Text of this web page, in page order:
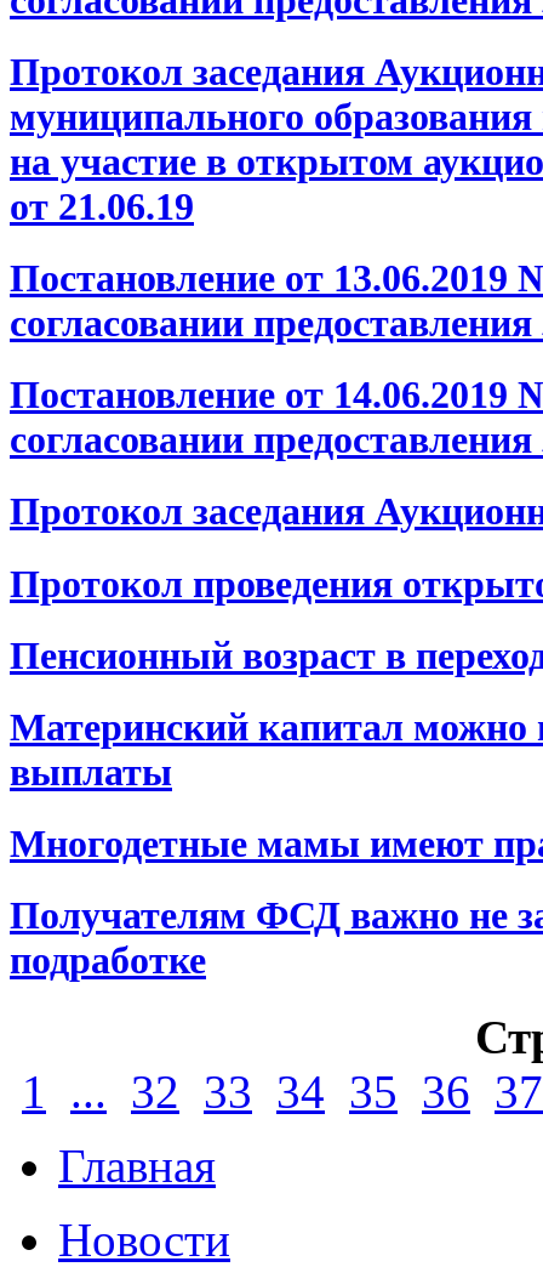
Протокол заседания
муниципального
на участие в открытом
от 21.06.19
Постановление от
согласовании
Постановление от
согласовании
Протокол заседания
Протокол проведения
Пенсионный возраст в
Материнский капитал можно
выплаты
Многодетные мамы имеют
Получателям ФСД важно не
подработке
1
... 32 33 34 35 36 37
Главная
Новости